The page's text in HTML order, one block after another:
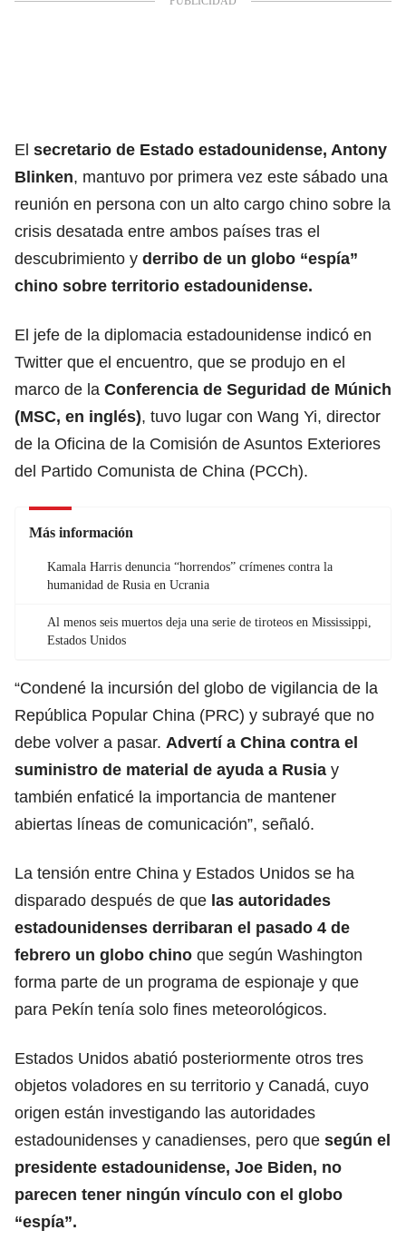
El secretario de Estado estadounidense, Antony
Blinken, mantuvo por primera vez este sábado una
reunión en persona con un alto cargo chino sobre la
crisis desatada entre ambos países tras el
descubrimiento y derribo de un globo “espía”
chino sobre territorio estadounidense.
El jefe de la diplomacia estadounidense indicó en
Twitter que el encuentro, que se produjo en el
marco de la Conferencia de Seguridad de Múnich
(MSC, en inglés), tuvo lugar con Wang Yi, director
de la Oficina de la Comisión de Asuntos Exteriores
del Partido Comunista de China (PCCh).
Más información
Kamala Harris denuncia “horrendos” crímenes contra la
humanidad de Rusia en Ucrania
Al menos seis muertos deja una serie de tiroteos en Mississippi,
Estados Unidos
“Condené la incursión del globo de vigilancia de la
República Popular China (PRC) y subrayé que no
debe volver a pasar. Advertí a China contra el
suministro de material de ayuda a Rusia y
también enfaticé la importancia de mantener
abiertas líneas de comunicación”, señaló.
La tensión entre China y Estados Unidos se ha
disparado después de que las autoridades
estadounidenses derribaran el pasado 4 de
febrero un globo chino que según Washington
forma parte de un programa de espionaje y que
para Pekín tenía solo fines meteorológicos.
Estados Unidos abatió posteriormente otros tres
objetos voladores en su territorio y Canadá, cuyo
origen están investigando las autoridades
estadounidenses y canadienses, pero que según el
presidente estadounidense, Joe Biden, no
parecen tener ningún vínculo con el globo
“espía”.